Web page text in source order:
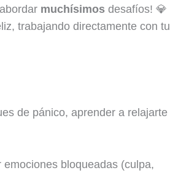
muchísimosdesafíos! 💎
trabajando directamente con tu
de pánico, aprender a relajarte
bloqueadas (culpa,